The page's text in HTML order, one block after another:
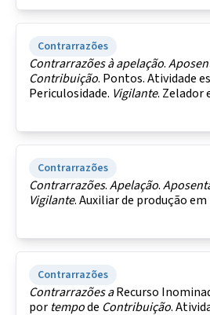
Contrarrazões
Contrarrazõesàapelação.
Contribuição. Pontos. Atividade
Periculosidade. Vigilante. Zelador
Contrarrazões
Contrarrazões.Apelação.
Vigilante. Auxiliar de produção
Contrarrazões
ContrarrazõesaRecurso
por tempode Contribuição.